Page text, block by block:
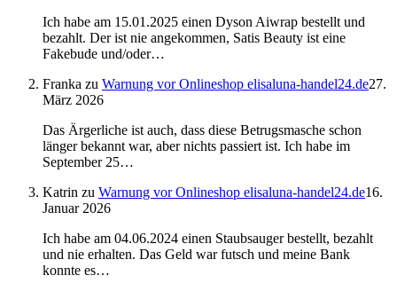
Ich habe am 15.01.2025 einen Dyson Aiwrap bestellt und
bezahlt. Der ist nie angekommen, Satis Beauty ist eine
Fakebude und/oder…
Franka zu Warnung vor Onlineshop elisaluna-handel24.de27.
März 2026
Das Ärgerliche ist auch, dass diese Betrugsmasche schon
länger bekannt war, aber nichts passiert ist. Ich habe im
September 25…
Katrin zu Warnung vor Onlineshop elisaluna-handel24.de16.
Januar 2026
Ich habe am 04.06.2024 einen Staubsauger bestellt, bezahlt
und nie erhalten. Das Geld war futsch und meine Bank
konnte es…